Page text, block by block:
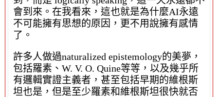
會到來。在我看來，這也就是為什麼AI永遠
不可能擁有思想的原因，更不用說擁有感情
了。
許多人做過naturalized epistemology的美夢，
包括羅素、W. V. O. Quine等等，以及幾乎所
有邏輯實證主義者，甚至包括早期的維根斯
坦也是，但是至少羅素和維根斯坦很快就否